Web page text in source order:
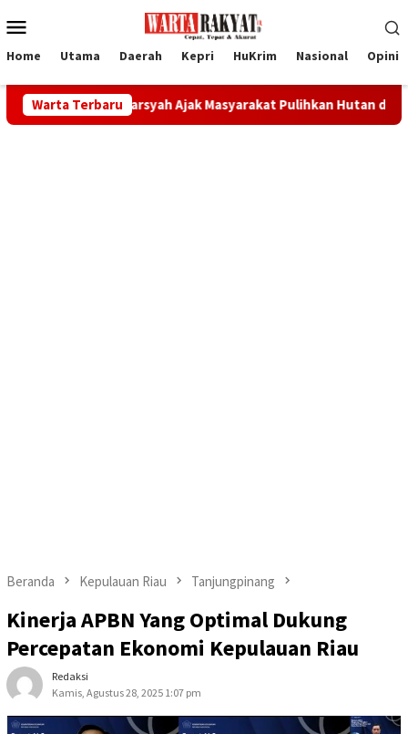
ke
Mobile
Home Utama Daerah Kepri HuKrim Nasional Opini
Warta Terbaru
Ajak Masyarakat Pulihkan Hutan dan Jaga Kehidupan
Beranda Kepulauan Riau Tanjungpinang
Kinerja APBN Yang Optimal Dukung
Percepatan Ekonomi Kepulauan Riau
Redaksi
Kamis, Agustus 28, 2025 1:07 pm